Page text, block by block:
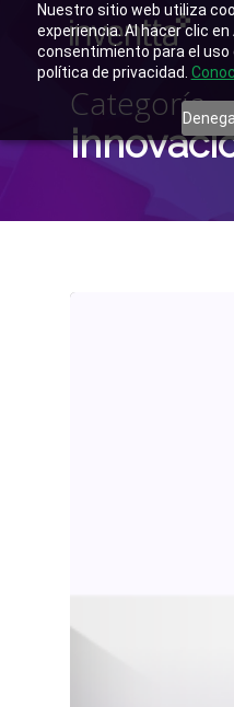
Nuestro sitio web utiliza
experiencia. Al hacer clic
consentimiento para el
política de privacidad.
content
Categoría